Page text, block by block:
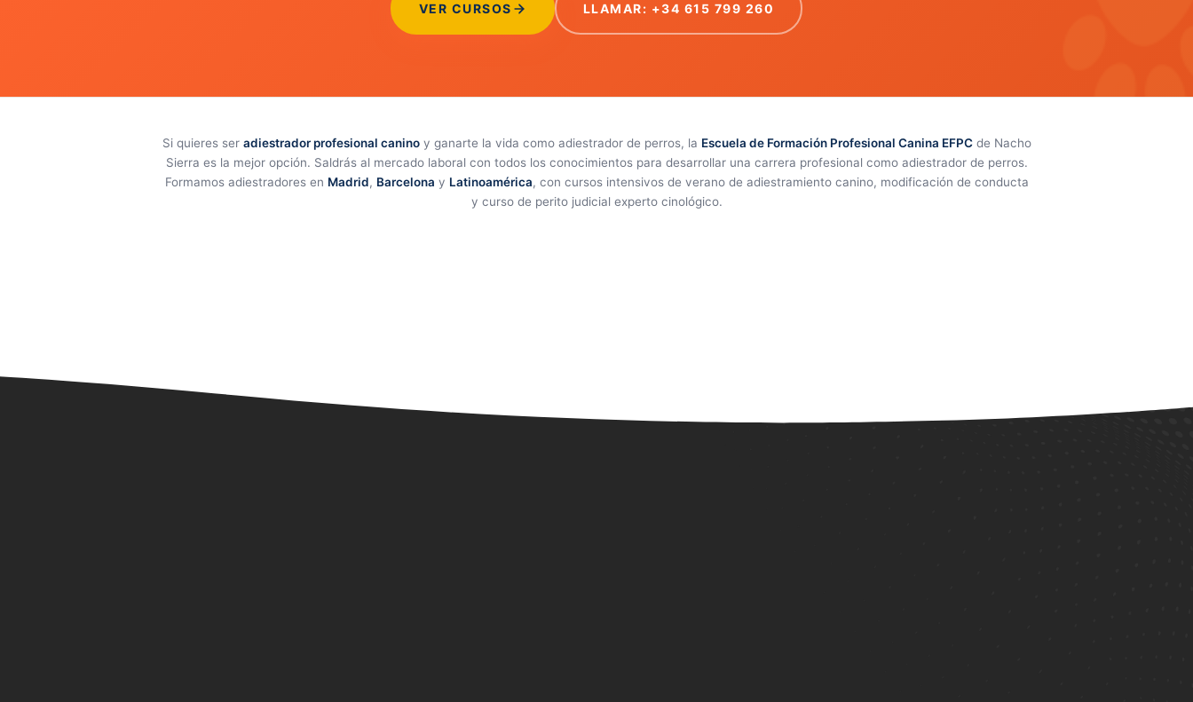
VER CURSOS LLAMAR: +34 615 799 260
Si quieres ser adiestrador profesional caninoy ganarte la vida como adiestrador de perros, la Escuela de Formación Profesional Canina EFPCde Nacho
Sierra es la mejor opción. Saldrás al mercado laboral con todos los conocimientos para desarrollar una carrera profesional como adiestrador de perros.
Formamos adiestradores en Madrid, Barcelona y Latinoamérica, con cursos intensivos de verano de adiestramiento canino, modificación de conducta
y curso de perito judicial experto cinológico.